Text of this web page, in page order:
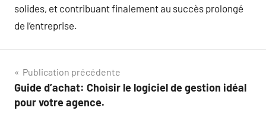
solides, et contribuant finalement au succès prolongé
de l’entreprise.
Navigation
de
Publication précédente
Guide d’achat: Choisir le logiciel de gestion idéal
pour votre agence.